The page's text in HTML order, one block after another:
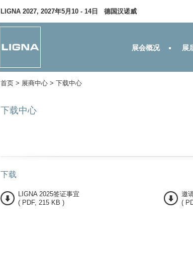
LIGNA 2027, 2027年5月10 - 14日 德国汉诺威
展会概况 展
首页 > 展商中心 > 下载中心
下载中心
下载
LIGNA 2025签证事宜
( PDF, 215 KB )
邀
(